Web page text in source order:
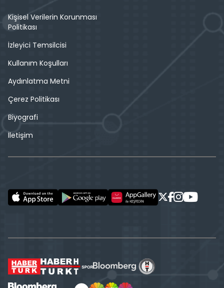
Kişisel Verilerin Korunması
Politikası
İzleyici Temsilcisi
Kullanım Koşulları
Aydınlatma Metni
Çerez Politikası
Biyografi
İletişim